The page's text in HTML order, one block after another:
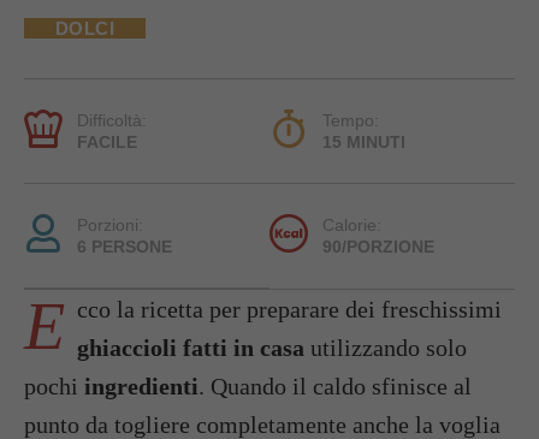
DOLCI
Difficoltà:
FACILE
Tempo:
15 MINUTI
Porzioni:
6 PERSONE
Calorie:
90/PORZIONE
E cco la ricetta per preparare dei freschissimi
ghiaccioli fatti in casa utilizzando solo
pochi ingredienti. Quando il caldo sfinisce al
punto da togliere completamente anche la voglia